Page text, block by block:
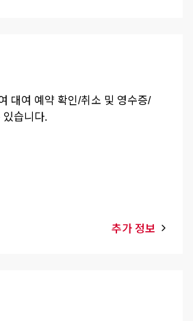
대여 예약 확인/취소 및 영수증/
있습니다.
추가 정보